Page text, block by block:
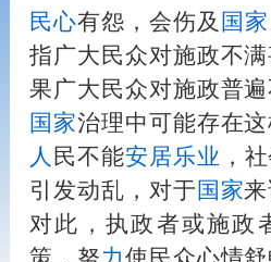
民心有怨，会伤及 国家
指广大民众对施政不
果广大民众对施政普
国家治理中可能存在
人 民不能安居乐业 ，
引发动乱，对于 国家
对此，执政者或施政